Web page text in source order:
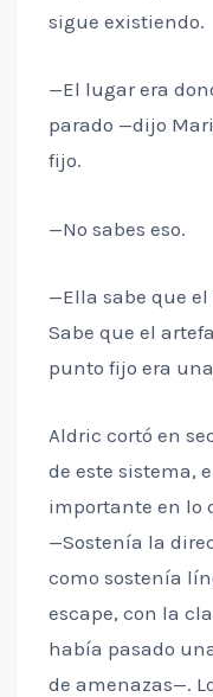
sigue existiendo.
—El lugar era
parado —dijo
fijo.
—No sabes eso.
—Ella sabe que
Sabe que el
punto fijo era
Aldric cortó en
de este sistema,
importante en lo
—Sostenía la
como sostenía
escape, con la
había pasado
de amenazas—.